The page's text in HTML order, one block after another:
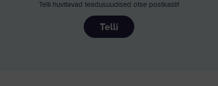
Telli huvitavad teadusuudised otse postkasti!
Telli